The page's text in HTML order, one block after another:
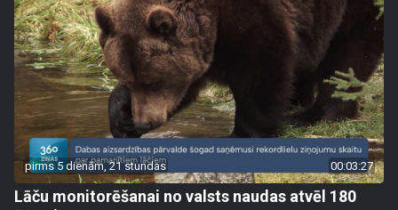
pirms 5 dienām, 21 stundas 00:03:27
Lāču monitorēšanai no valsts naudas atvēl 180